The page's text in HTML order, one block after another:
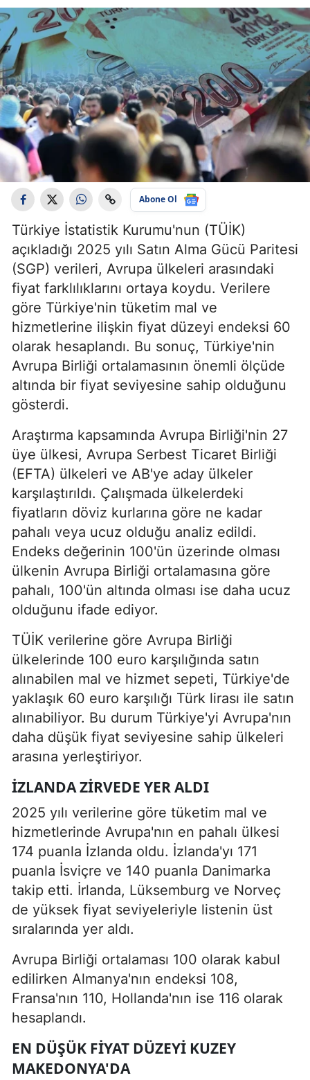
Abone Ol
Türkiye İstatistik Kurumu'nun (TÜİK)
açıkladığı 2025 yılı Satın Alma Gücü Paritesi
(SGP) verileri, Avrupa ülkeleri arasındaki
fiyat farklılıklarını ortaya koydu. Verilere
göre Türkiye'nin tüketim mal ve
hizmetlerine ilişkin fiyat düzeyi endeksi 60
olarak hesaplandı. Bu sonuç, Türkiye'nin
Avrupa Birliği ortalamasının önemli ölçüde
altında bir fiyat seviyesine sahip olduğunu
gösterdi.
Araştırma kapsamında Avrupa Birliği'nin 27
üye ülkesi, Avrupa Serbest Ticaret Birliği
(EFTA) ülkeleri ve AB'ye aday ülkeler
karşılaştırıldı. Çalışmada ülkelerdeki
fiyatların döviz kurlarına göre ne kadar
pahalı veya ucuz olduğu analiz edildi.
Endeks değerinin 100'ün üzerinde olması
ülkenin Avrupa Birliği ortalamasına göre
pahalı, 100'ün altında olması ise daha ucuz
olduğunu ifade ediyor.
TÜİK verilerine göre Avrupa Birliği
ülkelerinde 100 euro karşılığında satın
alınabilen mal ve hizmet sepeti, Türkiye'de
yaklaşık 60 euro karşılığı Türk lirası ile satın
alınabiliyor. Bu durum Türkiye'yi Avrupa'nın
daha düşük fiyat seviyesine sahip ülkeleri
arasına yerleştiriyor.
İZLANDA ZIRVEDE YER ALDI
2025 yılı verilerine göre tüketim mal ve
hizmetlerinde Avrupa'nın en pahalı ülkesi
174 puanla İzlanda oldu. İzlanda'yı 171
puanla İsviçre ve 140 puanla Danimarka
takip etti. İrlanda, Lüksemburg ve Norveç
de yüksek fiyat seviyeleriyle listenin üst
sıralarında yer aldı.
Avrupa Birliği ortalaması 100 olarak kabul
edilirken Almanya'nın endeksi 108,
Fransa'nın 110, Hollanda'nın ise 116 olarak
hesaplandı.
EN DÜŞÜK FIYAT DÜZEYI KUZEY
MAKEDONYA'DA